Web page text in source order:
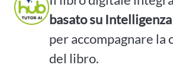
basato su
per accompagnare la
del libro.